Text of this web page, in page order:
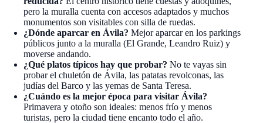
pero la muralla cuenta con accesos adaptados y muchos
monumentos son visitables con silla de ruedas.
¿Dónde aparcar en Ávila? Mejor aparcar en los parkings
públicos junto a la muralla (El Grande, Leandro Ruiz) y
moverse andando.
¿Qué platos típicos hay que probar? No te vayas sin
probar el chuletón de Ávila, las patatas revolconas, las
judías del Barco y las yemas de Santa Teresa.
¿Cuándo es la mejor época para visitar Ávila?
Primavera y otoño son ideales: menos frío y menos
turistas, pero la ciudad tiene encanto todo el año.